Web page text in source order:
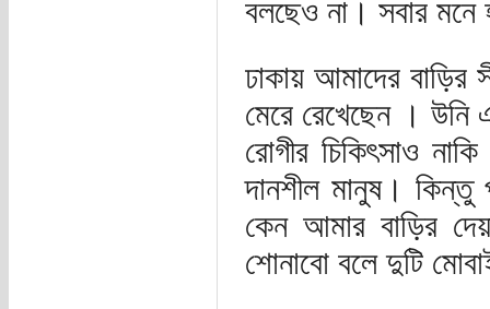
বলছেও না। সবার মনে
ঢাকায় আমাদের বাড়ির
মেরে রেখেছেন । উনি
রোগীর চিকিৎসাও
দানশীল মানুষ। কিন্তু
কেন আমার বাড়ির
শোনাবো বলে দুটি